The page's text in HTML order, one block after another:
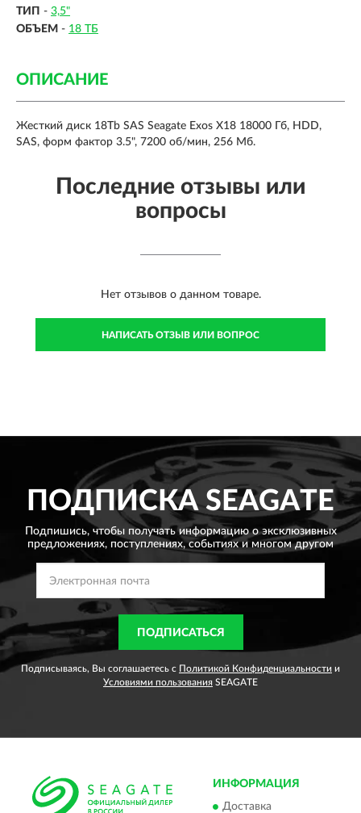
ТИП - 3,5"
ОБЪЕМ - 18 ТБ
ОПИСАНИЕ
Жесткий диск 18Tb SAS Seagate Exos X18 18000 Гб, HDD,
SAS, форм фактор 3.5", 7200 об/мин, 256 Мб.
Последние отзывы или
вопросы
Нет отзывов о данном товаре.
НАПИСАТЬ ОТЗЫВ ИЛИ ВОПРОС
ПОДПИСКАSEAGATE
Подпишись, чтобы получать информацию о эксклюзивных
предложениях, поступлениях, событиях и многом другом
ПОДПИСАТЬСЯ
Подписываясь, Вы соглашаетесь с Политикой Конфиденциальности и
Условиями пользования SEAGATE
ИНФОРМАЦИЯ
Доставка